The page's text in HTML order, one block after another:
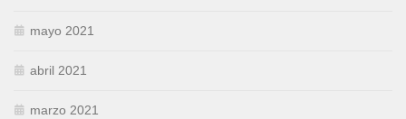
mayo 2021
abril 2021
marzo 2021